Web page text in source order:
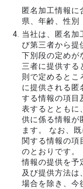
匿名加工情報に
県、年齢、性別
当社は、匿名加
び第三者から提
下別段の定めが
三者に提供する
則で定めるとこ
に提供される匿
する情報の項目
表するとともに
供に係る情報が
ます。 なお、
関する情報の項
のとおりです。
情報の提供を予
及び提供方法は
場合を除き、今